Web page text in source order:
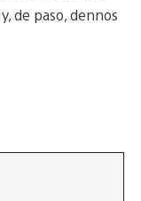
de paso, dennos